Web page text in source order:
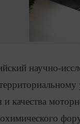
научно-
и качества